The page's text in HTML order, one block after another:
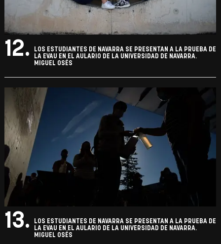
12.
LOS ESTUDIANTES DE NAVARRA SE PRESENTAN A LA PRUEBA DE
LA EVAU EN EL AULARIO DE LA UNIVERSIDAD DE NAVARRA.
MIGUEL OSÉS
13.
LOS ESTUDIANTES DE NAVARRA SE PRESENTAN A LA PRUEBA DE
LA EVAU EN EL AULARIO DE LA UNIVERSIDAD DE NAVARRA.
MIGUEL OSÉS